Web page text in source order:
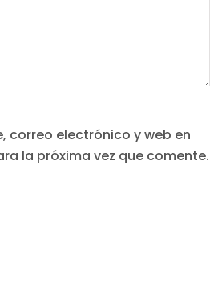
correo electrónico y web en
la próxima vez que comente.